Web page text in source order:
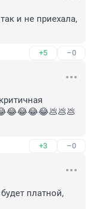
и не приехала,
+5 –0
+3 –0
платной,